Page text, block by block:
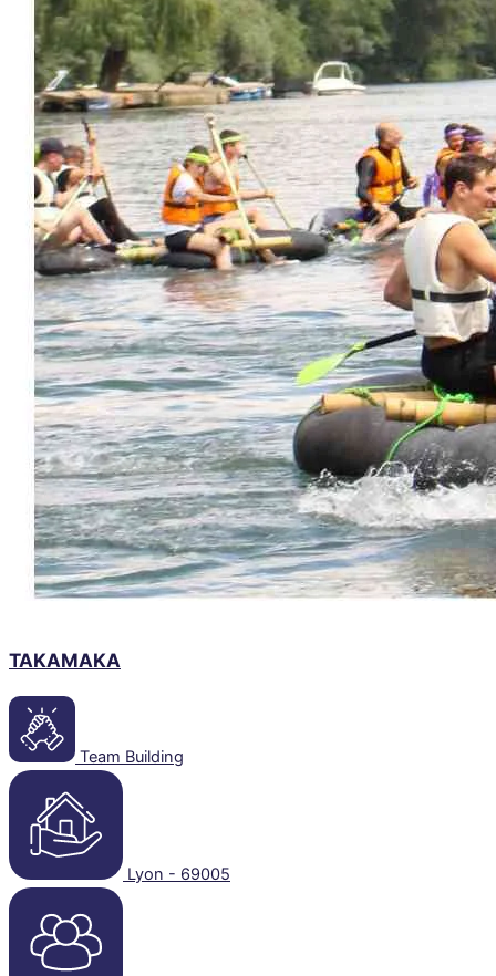
TAKAMAKA
Team Building
Lyon - 69005